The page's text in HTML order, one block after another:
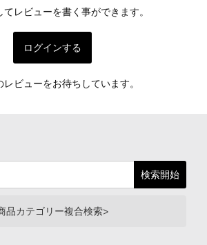
てレビューを書く事ができます。
ログインする
レビューをお待ちしています。
品カテゴリー複合検索>